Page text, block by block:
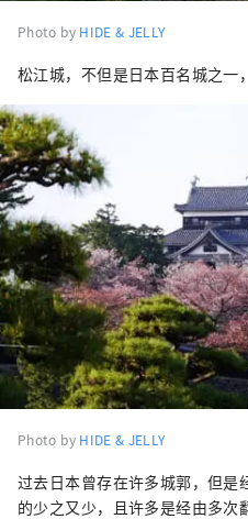
Photo by HIDE & JELLY
松江城，不但是日本百名城之一
Photo by HIDE & JELLY
过去日本曾存在许多城郭，但是
的少之又少，且许多是经由多次